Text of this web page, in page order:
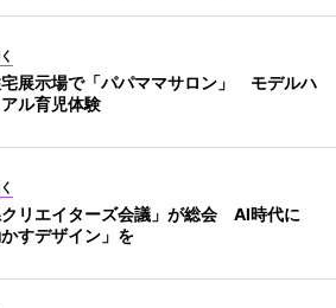
展示場で「パパママサロン」 モデルハ
ル育児体験
クリエイターズ会議」が総会 AI時代に
かすデザイン」を